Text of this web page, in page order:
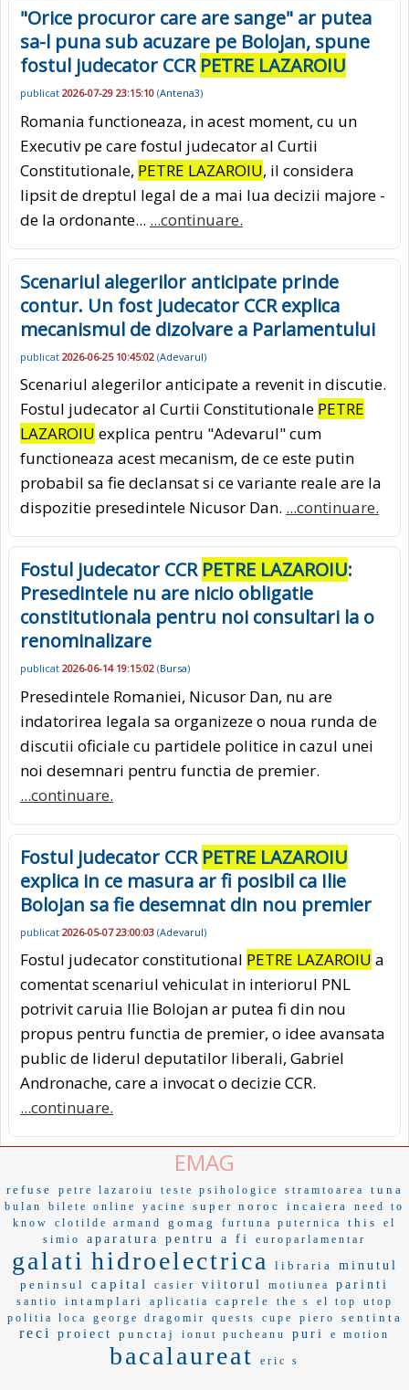
"Orice procuror care are sange" ar putea
sa-l puna sub acuzare pe Bolojan, spune
fostul judecator CCR PETRE LAZAROIU
publicat 2026-07-29 23:15:10 (Antena3)
Romania functioneaza, in acest moment, cu un
Executiv pe care fostul judecator al Curtii
Constitutionale, PETRE LAZAROIU, il considera
lipsit de dreptul legal de a mai lua decizii majore -
de la ordonante... ...continuare.
Scenariul alegerilor anticipate prinde
contur. Un fost judecator CCR explica
mecanismul de dizolvare a Parlamentului
publicat 2026-06-25 10:45:02 (Adevarul)
Scenariul alegerilor anticipate a revenit in discutie.
Fostul judecator al Curtii Constitutionale PETRE
LAZAROIU explica pentru "Adevarul" cum
functioneaza acest mecanism, de ce este putin
probabil sa fie declansat si ce variante reale are la
dispozitie presedintele Nicusor Dan. ...continuare.
Fostul judecator CCR PETRE LAZAROIU:
Presedintele nu are nicio obligatie
constitutionala pentru noi consultari la o
renominalizare
publicat 2026-06-14 19:15:02 (Bursa)
Presedintele Romaniei, Nicusor Dan, nu are
indatorirea legala sa organizeze o noua runda de
discutii oficiale cu partidele politice in cazul unei
noi desemnari pentru functia de premier.
...continuare.
Fostul judecator CCR PETRE LAZAROIU
explica in ce masura ar fi posibil ca Ilie
Bolojan sa fie desemnat din nou premier
publicat 2026-05-07 23:00:03 (Adevarul)
Fostul judecator constitutional PETRE LAZAROIU a
comentat scenariul vehiculat in interiorul PNL
potrivit caruia Ilie Bolojan ar putea fi din nou
propus pentru functia de premier, o idee avansata
public de liderul deputatilor liberali, Gabriel
Andronache, care a invocat o decizie CCR.
...continuare.
EMAG
refuse petre lazaroiu teste psihologice stramtoarea tuna
bulan bilete online yacine super noroc incaiera
need to
know
clotilde armand gomag furtuna puternica this
el
simio
aparatura pentru a fi europarlamentar
galati hidroelectrica libraria
minutul
peninsul
capital casier viitorul motiunea parinti
santio intamplari aplicatia caprele the s el top
utop
politia loca
george dragomir quests cupe piero sentinta
reci proiect punctaj ionut pucheanu puri e motion
bacalaureat eric s